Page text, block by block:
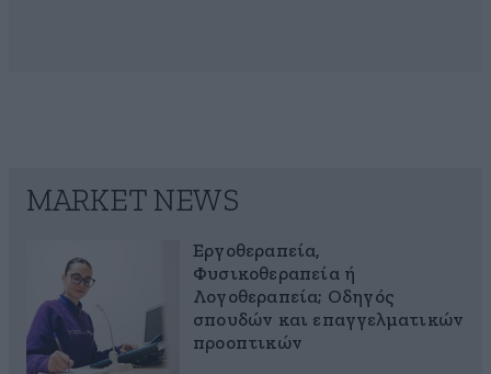
MARKET NEWS
Εργοθεραπεία,
Φυσικοθεραπεία ή
Λογοθεραπεία; Οδηγός
σπουδών και επαγγελματικών
προοπτικών